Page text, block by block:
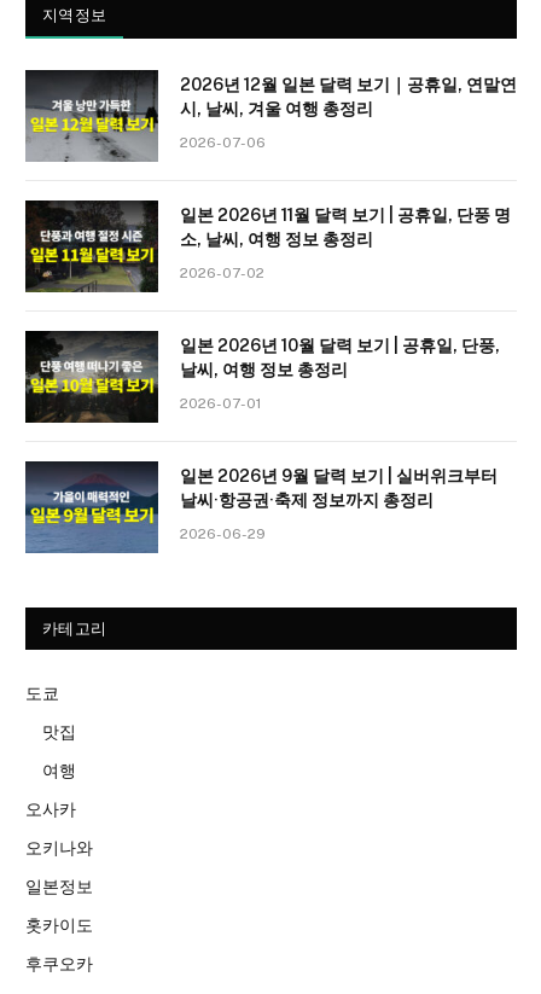
지역정보
2026년 12월 일본 달력 보기｜공휴일, 연말연
시, 날씨, 겨울 여행 총정리
2026-07-06
일본 2026년 11월 달력 보기 | 공휴일, 단풍 명
소, 날씨, 여행 정보 총정리
2026-07-02
일본 2026년 10월 달력 보기 | 공휴일, 단풍,
날씨, 여행 정보 총정리
2026-07-01
일본 2026년 9월 달력 보기 | 실버위크부터
날씨·항공권·축제 정보까지 총정리
2026-06-29
카테고리
도쿄
맛집
여행
오사카
오키나와
일본정보
홋카이도
후쿠오카